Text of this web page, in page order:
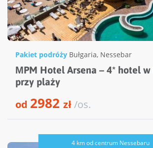
Pakiet podróży Bułgaria, Nessebar
МPM Hotel Arsena – 4* hotel w
przy plaży
od 2982 zł/os.
4 km od centrum Nessebaru